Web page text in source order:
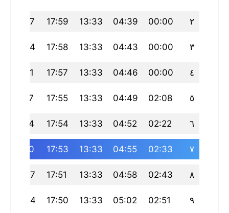
٢ 00:00
04:39
13:33
17:59
22:27
٣ 00:00
04:43
13:33
17:58
22:24
٤ 00:00
04:46
13:33
17:57
22:21
٥ 02:08
04:49
13:33
17:55
22:17
٦ 02:22
04:52
13:33
17:54
22:14
٧ 02:33
04:55
13:33
17:53
22:10
٨ 02:43
04:58
13:33
17:51
22:07
٩ 02:51
05:02
13:33
17:50
22:04